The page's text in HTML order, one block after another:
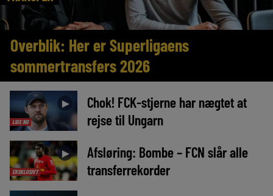
Overblik: Her er Superligaens
sommertransfers 2026
LIGE NU
►
Chok! FCK-stjerne har nægtet at
rejse til Ungarn
EKSKLUSIVT
►
Afsløring: Bombe – FCN slår alle
transferrekorder